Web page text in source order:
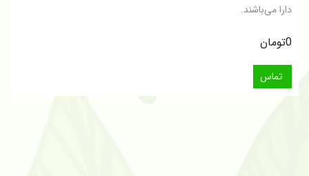
دارا می‌باشند.
0تومان
تماس